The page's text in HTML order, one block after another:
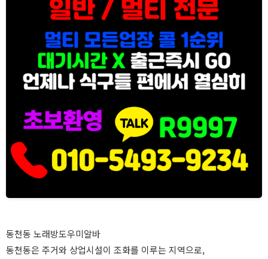
동천동 노래방도우미알바
동천동은 주거와 상업시설이 조화를 이루는 지역으로,